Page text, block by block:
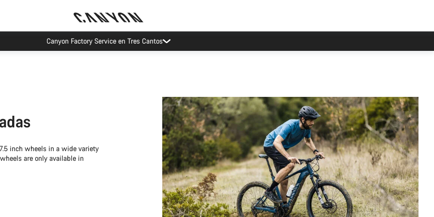
Ahorra con el newsletter Canyon
inch wheels in a wide variety
are only available in